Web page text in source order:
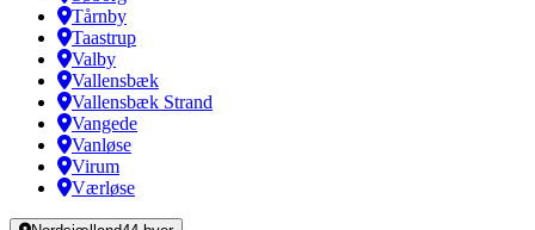
Tårnby
Taastrup
Valby
Vallensbæk
Vallensbæk Strand
Vangede
Vanløse
Virum
Værløse